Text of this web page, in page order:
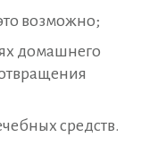
возможно;
домашнего
средств.